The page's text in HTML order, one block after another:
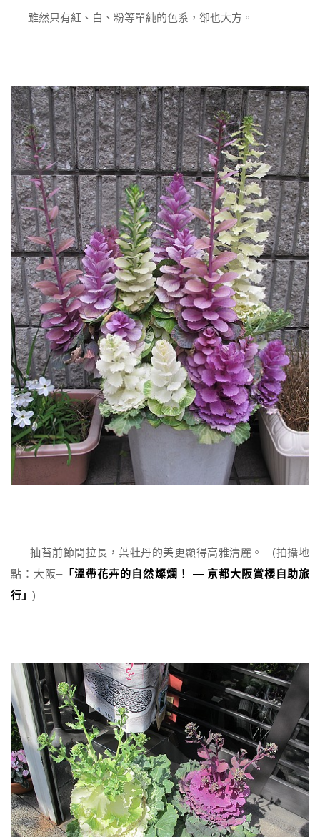
雖然只有紅、白、粉等單純的色系，卻也大方。
抽苔前節間拉長，葉牡丹的美更顯得高雅清麗。 (拍攝地
點：大阪–「溫帶花卉的自然燦爛！ — 京都大阪賞櫻自助旅
行」 )